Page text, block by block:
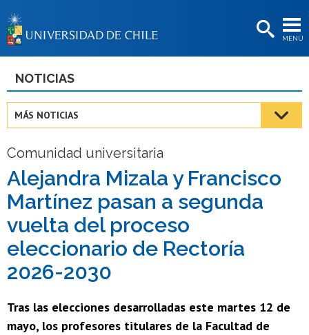
MENÚ
BIBLIOTECAS
Estudiantes
Académicas/os
Funcionarias/os
Egresadas/os
NOTICIAS
MÁS NOTICIAS
Comunidad universitaria
Alejandra Mizala y Francisco
Martínez pasan a segunda
vuelta del proceso
eleccionario de Rectoría
2026-2030
Tras las elecciones desarrolladas este martes 12 de
mayo, los profesores titulares de la Facultad de